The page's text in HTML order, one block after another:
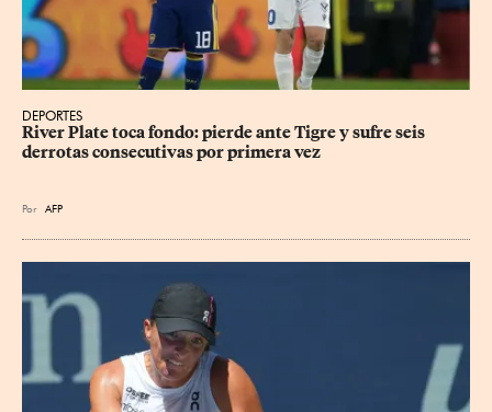
DEPORTES
River Plate toca fondo: pierde ante Tigre y sufre seis
derrotas consecutivas por primera vez
Por AFP